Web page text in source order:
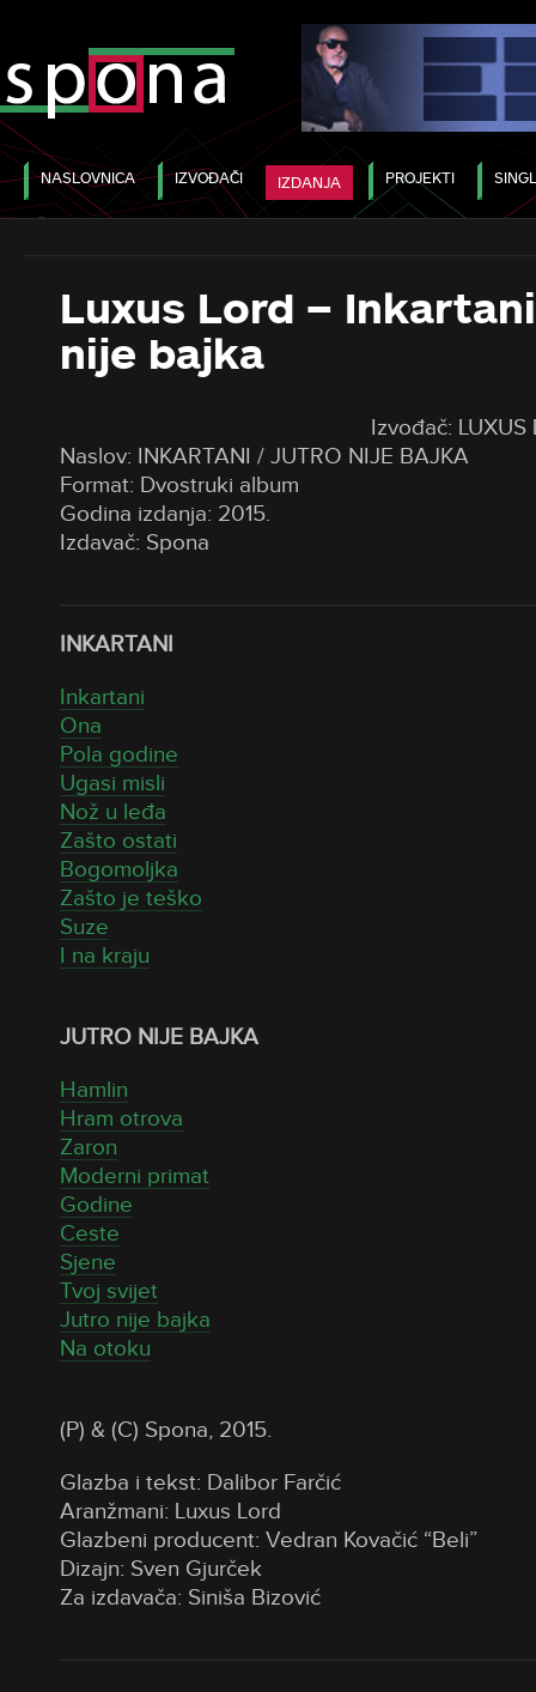
NASLOVNICA IZVOĐAČI IZDANJA PROJEKTI
Luxus Lord –
nije bajka
Izvođač: LUXUS
Naslov: INKARTANI / JUTRO NIJE BAJKA
Format: Dvostruki album
Godina izdanja: 2015.
Izdavač: Spona
INKARTANI
Inkartani
Ona
Pola godine
Ugasi misli
Nož u leđa
Zašto ostati
Bogomoljka
Zašto je teško
Suze
I na kraju
JUTRO NIJE BAJKA
Hamlin
Hram otrova
Zaron
Moderni primat
Godine
Ceste
Sjene
Tvoj svijet
Jutro nije bajka
Na otoku
(P) & (C) Spona, 2015.
Glazba i tekst: Dalibor Farčić
Aranžmani: Luxus Lord
Glazbeni producent: Vedran Kovačić “Beli”
Dizajn: Sven Gjurček
Za izdavača: Siniša Bizović